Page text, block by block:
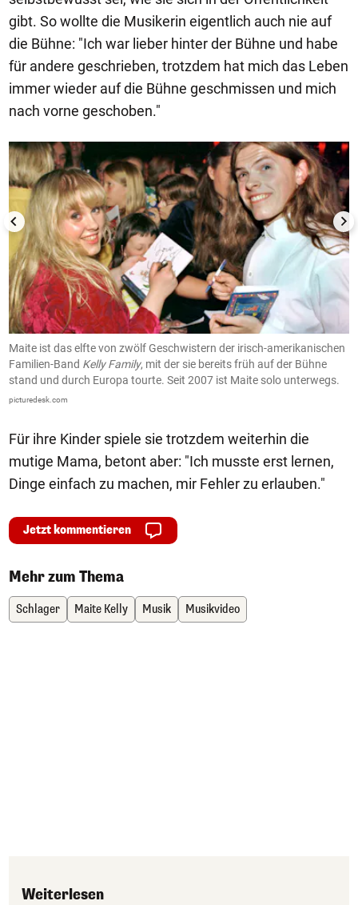
gibt. So wollte die Musikerin eigentlich auch nie auf
die Bühne: "Ich war lieber hinter der Bühne und habe
für andere geschrieben, trotzdem hat mich das Leben
immer wieder auf die Bühne geschmissen und mich
nach vorne geschoben."
1/11
Maite ist das elfte von zwölf Geschwistern der irisch-amerikanischen
Familien-Band Kelly Family, mit der sie bereits früh auf der Bühne
stand und durch Europa tourte. Seit 2007 ist Maite solo unterwegs.
picturedesk.com
Für ihre Kinder spiele sie trotzdem weiterhin die
mutige Mama, betont aber: "Ich musste erst lernen,
Dinge einfach zu machen, mir Fehler zu erlauben."
Jetzt kommentieren
Mehr zum Thema
Schlager Maite Kelly Musik Musikvideo
Weiterlesen